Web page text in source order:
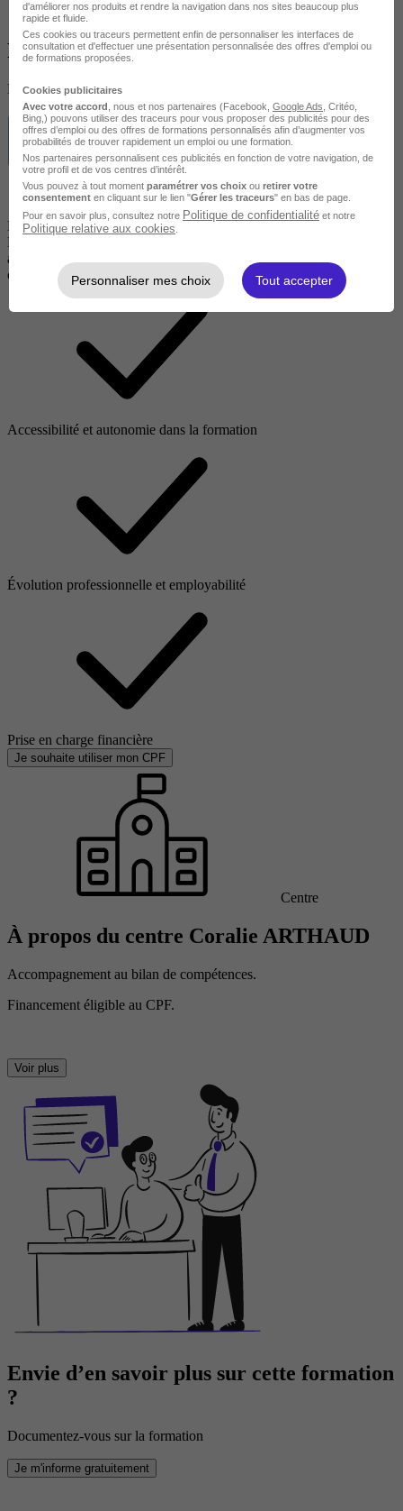
Financement
Des solutions de financement pour vous aider
Financement CPF
Le Compte Personnel de Formation (CPF) permet à toute personne
active en France de financer des formations pour développer ses
compétences professionnelles tout au long de sa carrière.
Accessibilité et autonomie dans la formation
Évolution professionnelle et employabilité
Prise en charge financière
Je souhaite utiliser mon CPF
Centre
À propos du centre Coralie ARTHAUD
Accompagnement au bilan de compétences.
Financement éligible au CPF.
Voir plus
Envie d’en savoir plus sur cette formation
?
Documentez-vous sur la formation
Je m'informe gratuitement
d'améliorer nos produits et rendre la navigation dans nos sites beaucoup plus
rapide et fluide.
Ces cookies ou traceurs permettent enfin de personnaliser les interfaces de
consultation et d'effectuer une présentation personnalisée des offres d'emploi ou
de formations proposées.
Cookies publicitaires
Avec votre accord , nous et nos partenaires (Facebook, Google Ads , Critéo,
Bing,) pouvons utiliser des traceurs pour vous proposer des publicités pour des
offres d’emploi ou des offres de formations personnalisés afin d’augmenter vos
probabilités de trouver rapidement un emploi ou une formation.
Nos partenaires personnalisent ces publicités en fonction de votre navigation, de
votre profil et de vos centres d’intérêt.
Vous pouvez à tout moment paramétrer vos choix ou retirer votre
consentement en cliquant sur le lien "Gérer les traceurs" en bas de page.
Pour en savoir plus, consultez notre Politique de confidentialité et notre
Politique relative aux cookies
Personnaliser mes choix Tout accepter